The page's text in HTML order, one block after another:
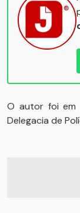
O autor foi em
Delegacia de